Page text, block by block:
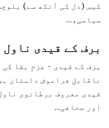
کیس (دل کی آنکھ سے)
سیاسی،…
برف کے قیدی
برف کے قیدی - عزمِ بقا کی
ناقابلِ فراموش داستان
قیدی معروف برطانوی
اور صحافی…